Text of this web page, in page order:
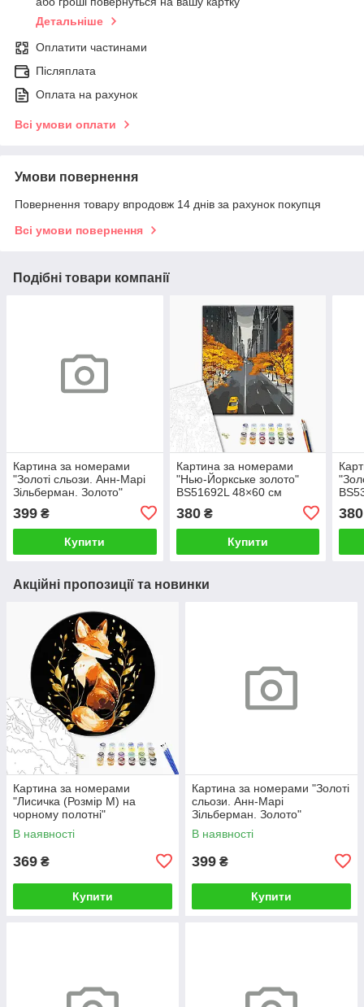
Детальніше
Оплатити частинами
Післяплата
Оплата на рахунок
Всі умови оплати
Умови повернення
Повернення товару впродовж 14 днів за рахунок покупця
Всі умови повернення
Подібні товари компанії
Картина за номерами
"Золоті сльози. Анн-Марі
Зільберман. Золото"
399 ₴
Купити
Картина за номерами
"Нью-Йоркське золото"
BS51692L 48×60 см
380₴
Купити
380
Акційні пропозиції та новинки
Картина за номерами
"Лисичка (Розмір М) на
чорному полотні"
RCB00126М 30
В наявності
369 ₴
Купити
Картина за номерами "Золоті
сльози. Анн-Марі
Зільберман. Золото"
BS52812L 48×60 см
В наявності
399 ₴
Купити